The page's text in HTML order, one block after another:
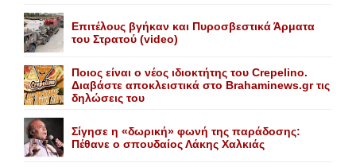
Επιτέλους βγήκαν και Πυροσβεστικά Άρματα
του Στρατού (video)
Ποιος είναι ο νέος ιδιοκτήτης του Crepelino.
Διαβάστε αποκλειστικά στο Brahaminews.gr τις
δηλώσεις του
Σίγησε η «δωρική» φωνή της παράδοσης:
Πέθανε o σπουδαίος Λάκης Xαλκιάς